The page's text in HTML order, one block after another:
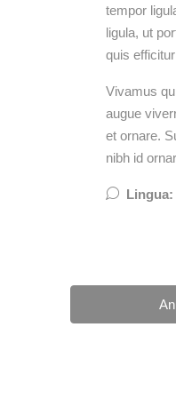
tempor
ligula, ut
quis
Vivamus
augue
et ornare.
nibh id
Lingua: